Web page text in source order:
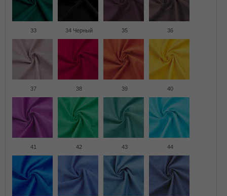
33 34 Черный 35 36
37 38 39 40
41 42 43 44